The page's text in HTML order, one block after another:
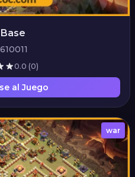
0.0 (0)
al Juego
war